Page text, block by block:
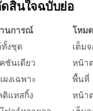
สินใจฉบับย่อ
นการณ์
โหม
ทั้งชุด
เต็ม
ชันเดียว
หน้า
งเฉพาะ
พื้นที่
แทสกิ้ง
หน้า